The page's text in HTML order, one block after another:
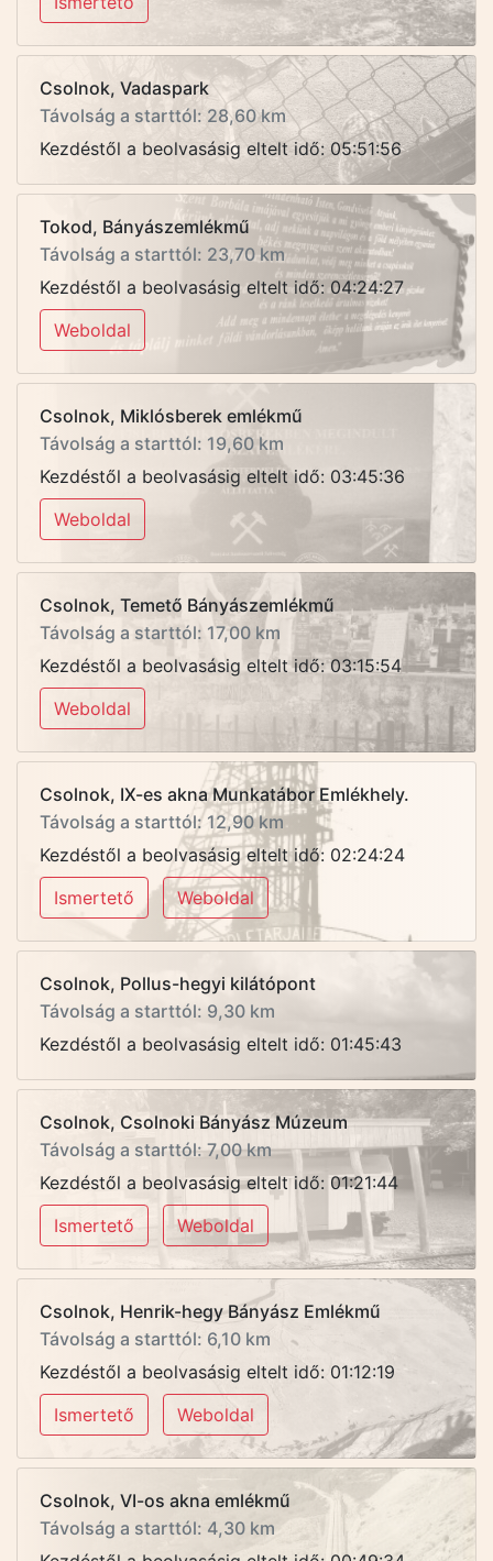
Csolnok, Vadaspark
Távolság a starttól: 28,60 km
Kezdéstől a beolvasásig eltelt idő: 05:51:56
Tokod, Bányászemlékmű
Távolság a starttól: 23,70 km
Kezdéstől a beolvasásig eltelt idő: 04:24:27
Weboldal
Csolnok, Miklósberek emlékmű
Távolság a starttól: 19,60 km
Kezdéstől a beolvasásig eltelt idő: 03:45:36
Weboldal
Csolnok, Temető Bányászemlékmű
Távolság a starttól: 17,00 km
Kezdéstől a beolvasásig eltelt idő: 03:15:54
Weboldal
Csolnok, IX-es akna Munkatábor Emlékhely.
Távolság a starttól: 12,90 km
Kezdéstől a beolvasásig eltelt idő: 02:24:24
Ismertető
Weboldal
Csolnok, Pollus-hegyi kilátópont
Távolság a starttól: 9,30 km
Kezdéstől a beolvasásig eltelt idő: 01:45:43
Csolnok, Csolnoki Bányász Múzeum
Távolság a starttól: 7,00 km
Kezdéstől a beolvasásig eltelt idő: 01:21:44
Ismertető
Weboldal
Csolnok, Henrik-hegy Bányász Emlékmű
Távolság a starttól: 6,10 km
Kezdéstől a beolvasásig eltelt idő: 01:12:19
Ismertető
Weboldal
Csolnok, VI-os akna emlékmű
Távolság a starttól: 4,30 km